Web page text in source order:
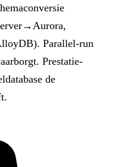
Parallel-run
Prestatie-
de